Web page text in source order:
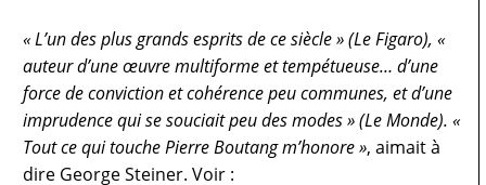
« L’un des plus grands esprits de ce siècle » (Le Figaro), «
auteur d’une œuvre multiforme et tempétueuse… d’une
force de conviction et cohérence peu communes, et d’une
imprudence qui se souciait peu des modes » (Le Monde). «
Tout ce qui touche Pierre Boutang m’honore », aimait à
dire George Steiner. Voir :